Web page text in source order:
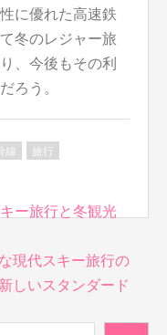
に優れた高速鉄
冬のレジャー旅
、今後もその利
ろう。
線 旅行
ー旅行と冬観光
現代スキー旅行の
新しいスタンダード